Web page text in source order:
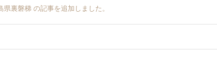
裏磐梯 の記事を追加しました。